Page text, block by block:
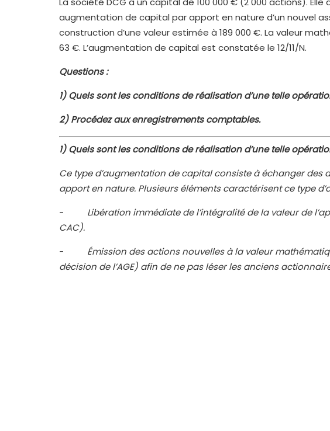
augmentation de capital par apport en nature d’un nouvel
construction d’une valeur estimée à 189 000 €. La valeur
63 €. L’augmentation de capital est constatée le 12/11/N.
Questions :
1) Quels sont les conditions de réalisation d’une telle
2) Procédez aux enregistrements comptables.
1) Quels sont les conditions de réalisation d’une telle
Ce type d’augmentation de capital consiste à échanger des
apport en nature. Plusieurs éléments caractérisent ce type
- Libération immédiate de l’intégralité de la valeur de
CAC).
- Émission des actions nouvelles à la valeur
décision de l’AGE) afin de ne pas léser les anciens